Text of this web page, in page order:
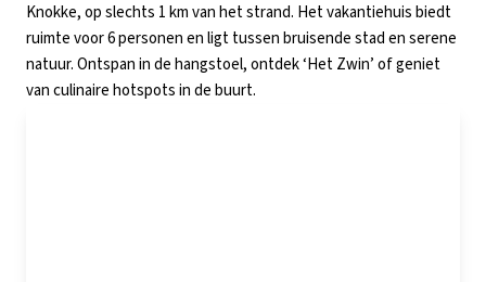
Knokke, op slechts 1 km van het strand. Het vakantiehuis biedt
ruimte voor 6 personen en ligt tussen bruisende stad en serene
natuur. Ontspan in de hangstoel, ontdek ‘Het Zwin’ of geniet
van culinaire hotspots in de buurt.